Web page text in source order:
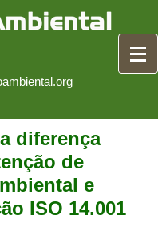
diferença
de
e
ISO 14.001